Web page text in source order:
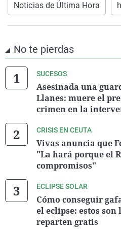
Noticias de Última Hora
No te pierdas
SUCESOS
Asesinada una
Llanes: muere el
crimen en la
CRISIS EN CEUTA
Vivas anuncia que
"La hará porque el
compromisos"
ECLIPSE SOLAR
Cómo conseguir
el eclipse: estos son
reparten gratis